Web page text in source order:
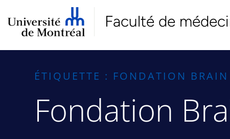
Faculté de
ÉTIQUETTE : FONDATION
Fondation